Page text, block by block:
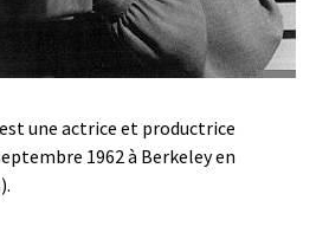
une actrice et productrice
1962 à Berkeley en